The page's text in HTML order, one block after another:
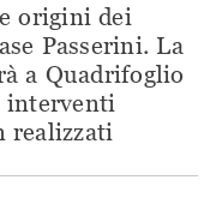
origini dei
Passerini. La
a Quadrifoglio
interventi
realizzati